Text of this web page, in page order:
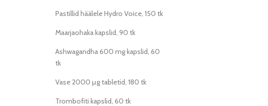
Pastillid häälele Hydro Voice, 150 tk
Maarjaohaka kapslid, 90 tk
Ashwagandha 600 mg kapslid, 60
tk
Vase 2000 µg tabletid, 180 tk
Trombofiti kapslid, 60 tk